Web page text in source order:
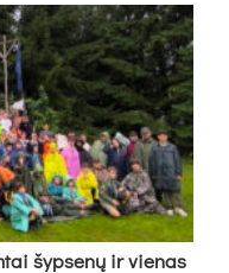
šyp­se­nų ir vie­nas